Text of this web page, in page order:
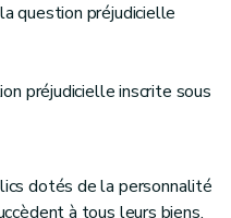
question préjudicielle
préjudicielle inscrite sous
dotés de la personnalité
à tous leurs biens,